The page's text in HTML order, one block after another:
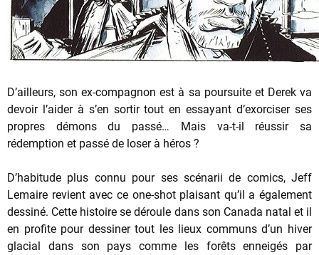
D’ailleurs, son ex-compagnon est à sa poursuite et Derek va
devoir l’aider à s’en sortir tout en essayant d’exorciser ses
propres démons du passé… Mais va-t-il réussir sa
rédemption et passé de loser à héros ?
D’habitude plus connu pour ses scénarii de comics, Jeff
Lemaire revient avec ce one-shot plaisant qu’il a également
dessiné. Cette histoire se déroule dans son Canada natal et il
en profite pour dessiner tout les lieux communs d’un hiver
glacial dans son pays comme les forêts enneigés par